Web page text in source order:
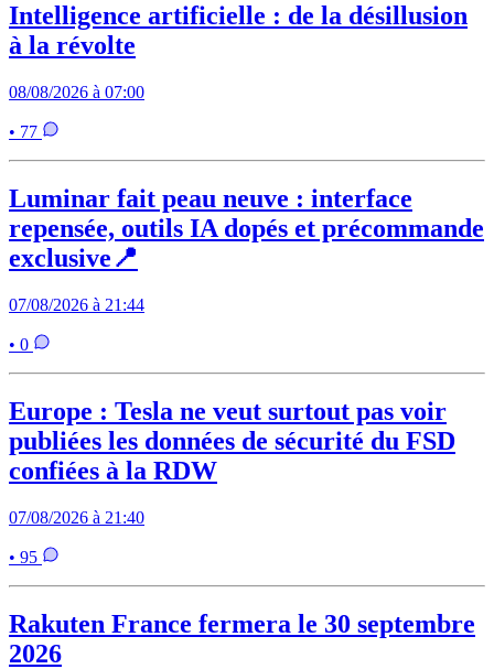
Intelligence artificielle : de la désillusion
à la révolte
08/08/2026 à 07:00
• 77
Luminar fait peau neuve : interface
repensée, outils IA dopés et précommande
exclusive📍
07/08/2026 à 21:44
• 0
Europe : Tesla ne veut surtout pas voir
publiées les données de sécurité du FSD
confiées à la RDW
07/08/2026 à 21:40
• 95
Rakuten France fermera le 30 septembre
2026